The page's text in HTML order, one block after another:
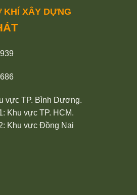
KHÍ XÂY DỰNG
vực TP. Bình Dương.
Khu vực TP. HCM.
Khu vực Đồng Nai